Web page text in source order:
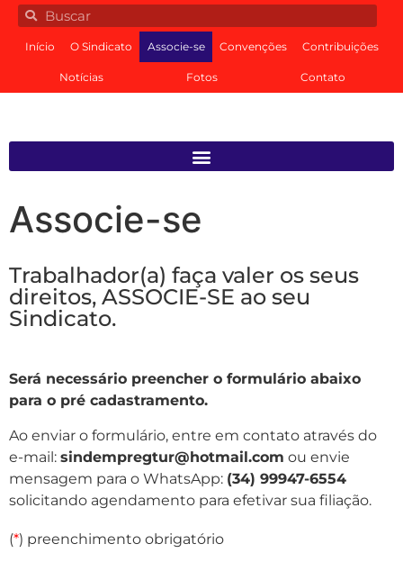
Início O Sindicato Associe-se Convenções Contribuições
Notícias Fotos Contato
Associe-se
Trabalhador(a) faça valer os seus
direitos, ASSOCIE-SE ao seu
Sindicato.
Será necessário preencher o formulário abaixo
para o pré cadastramento.
Ao enviar o formulário, entre em contato através do
e-mail: sindempregtur@hotmail.com ou envie
mensagem para o WhatsApp: (34) 99947-6554
solicitando agendamento para efetivar sua filiação.
(*) preenchimento obrigatório